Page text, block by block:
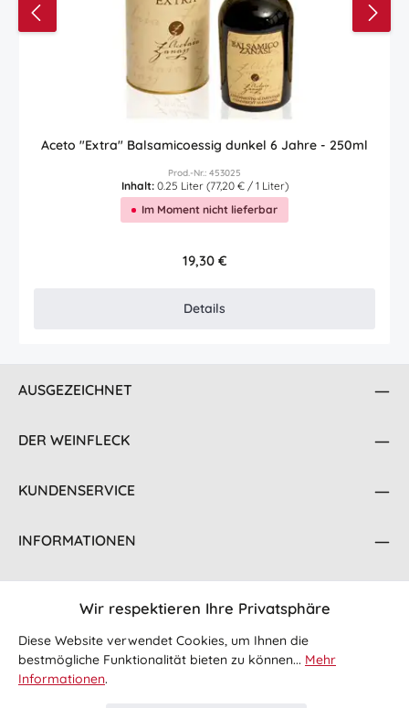
Aceto "Extra" Balsamicoessig dunkel 6 Jahre - 250ml
Prod.-Nr.: 453025
Inhalt: 0.25 Liter (77,20 € / 1 Liter)
Im Moment nicht lieferbar
Regulärer Preis:
19,30 €
Details
AUSGEZEICHNET
DER WEINFLECK
KUNDENSERVICE
INFORMATIONEN
FOLGE UNS
Wir respektieren Ihre Privatsphäre
Diese Website verwendet Cookies, um Ihnen die
bestmögliche Funktionalität bieten zu können... Mehr
Informationen.